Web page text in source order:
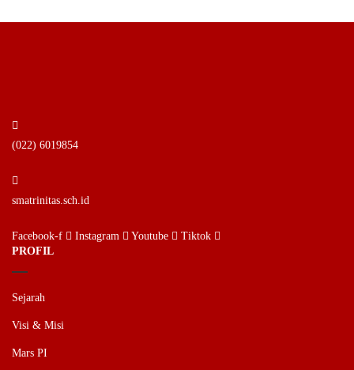
(022) 6019854
smatrinitas.sch.id
Facebook-f Instagram Youtube
Tiktok
PROFIL
Sejarah
Visi & Misi
Mars PI